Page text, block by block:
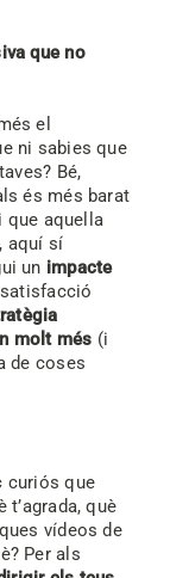
que no
el
ni sabies que
Bé,
és més barat
que aquella
aquí sí
un impacte
molt més (i
de coses
curiós que
què
vídeos de
Per als